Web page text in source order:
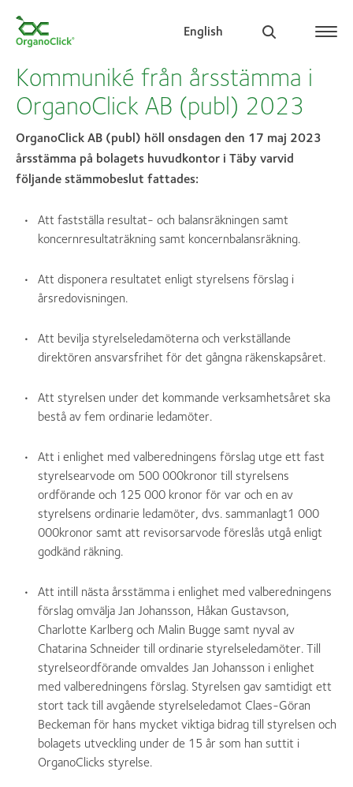
English
Kommuniké från årsstämma i
OrganoClick AB (publ) 2023
OrganoClick AB (publ) höll onsdagen den 17 maj 2023
årsstämma på bolagets huvudkontor i Täby varvid
följande stämmobeslut fattades:
Att fastställa resultat- och balansräkningen samt
koncernresultaträkning samt koncernbalansräkning.
Att disponera resultatet enligt styrelsens förslag i
årsredovisningen.
Att bevilja styrelseledamöterna och verkställande
direktören ansvarsfrihet för det gångna räkenskapsåret.
Att styrelsen under det kommande verksamhetsåret ska
bestå av fem ordinarie ledamöter.
Att i enlighet med valberedningens förslag utge ett fast
styrelsearvode om 500 000kronor till styrelsens
ordförande och 125 000 kronor för var och en av
styrelsens ordinarie ledamöter, dvs. sammanlagt1 000
000kronor samt att revisorsarvode föreslås utgå enligt
godkänd räkning.
Att intill nästa årsstämma i enlighet med valberedningens
förslag omvälja Jan Johansson, Håkan Gustavson,
Charlotte Karlberg och Malin Bugge samt nyval av
Chatarina Schneider till ordinarie styrelseledamöter. Till
styrelseordförande omvaldes Jan Johansson i enlighet
med valberedningens förslag. Styrelsen gav samtidigt ett
stort tack till avgående styrelseledamot Claes-Göran
Beckeman för hans mycket viktiga bidrag till styrelsen och
bolagets utveckling under de 15 år som han suttit i
OrganoClicks styrelse.